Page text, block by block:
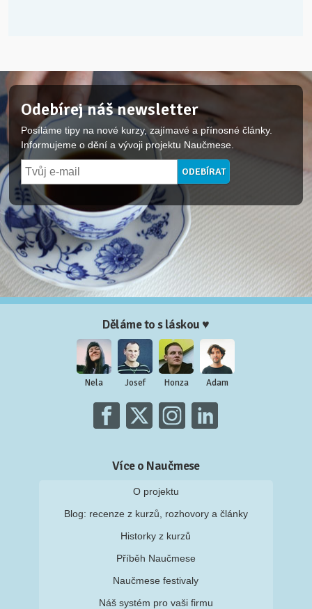
Odebírej náš newsletter
Posíláme tipy na nové kurzy, zajímavé a přínosné články.
Informujeme o dění a vývoji projektu Naučmese.
Děláme to s láskou ♥
Nela Josef Honza Adam
Více o Naučmese
O projektu
Blog: recenze z kurzů, rozhovory a články
Historky z kurzů
Příběh Naučmese
Naučmese festivaly
Náš systém pro vaši firmu